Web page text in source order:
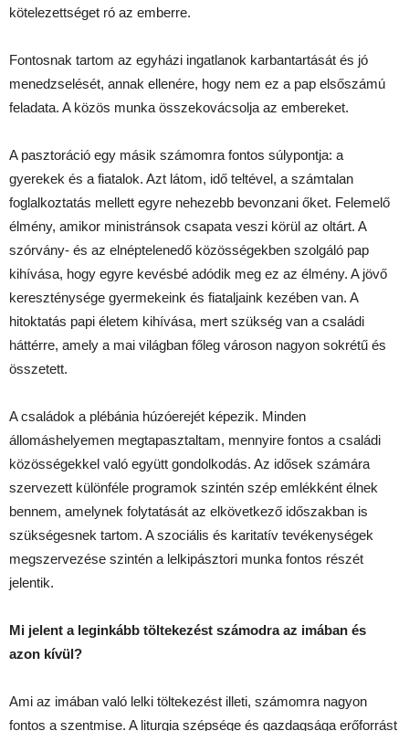
kötelezettséget ró az emberre.
Fontosnak tartom az egyházi ingatlanok karbantartását és jó
menedzselését, annak ellenére, hogy nem ez a pap elsőszámú
feladata. A közös munka összekovácsolja az embereket.
A pasztoráció egy másik számomra fontos súlypontja: a
gyerekek és a fiatalok. Azt látom, idő teltével, a számtalan
foglalkoztatás mellett egyre nehezebb bevonzani őket. Felemelő
élmény, amikor ministránsok csapata veszi körül az oltárt. A
szórvány- és az elnéptelenedő közösségekben szolgáló pap
kihívása, hogy egyre kevésbé adódik meg ez az élmény. A jövő
kereszténysége gyermekeink és fiataljaink kezében van. A
hitoktatás papi életem kihívása, mert szükség van a családi
háttérre, amely a mai világban főleg városon nagyon sokrétű és
összetett.
A családok a plébánia húzóerejét képezik. Minden
állomáshelyemen megtapasztaltam, mennyire fontos a családi
közösségekkel való együtt gondolkodás. Az idősek számára
szervezett különféle programok szintén szép emlékként élnek
bennem, amelynek folytatását az elkövetkező időszakban is
szükségesnek tartom. A szociális és karitatív tevékenységek
megszervezése szintén a lelkipásztori munka fontos részét
jelentik.
Mi jelent a leginkább töltekezést számodra az imában és
azon kívül?
Ami az imában való lelki töltekezést illeti, számomra nagyon
fontos a szentmise. A liturgia szépsége és gazdagsága erőforrást